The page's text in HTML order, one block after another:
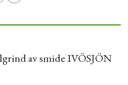
av smide IVÖSJÖN